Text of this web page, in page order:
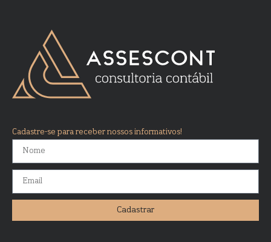
Cadastre-se para receber nossos informativos!
Cadastrar